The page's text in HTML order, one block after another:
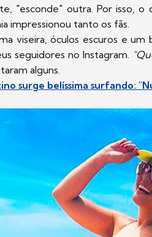
"esconde" outra. Por isso,
impressionou tanto os fãs.
viseira, óculos escuros e
seguidores no Instagram.
alguns.
surge belíssima surfando: